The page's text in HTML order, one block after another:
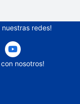
nuestras redes!
nosotros!